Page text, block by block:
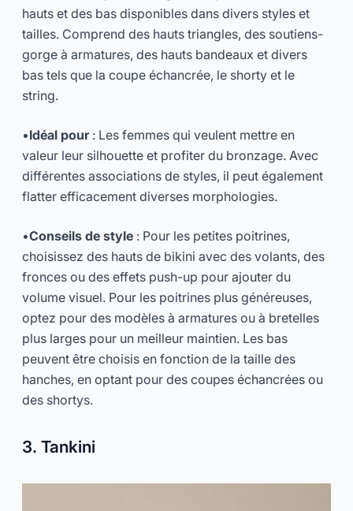
hauts et des bas disponibles dans divers styles et
tailles. Comprend des hauts triangles, des soutiens-
gorge à armatures, des hauts bandeaux et divers
bas tels que la coupe échancrée, le shorty et le
string.
•Idéal pour: Les femmes qui veulent mettre en
valeur leur silhouette et profiter du bronzage. Avec
différentes associations de styles, il peut également
flatter efficacement diverses morphologies.
•Conseils de style : Pour les petites poitrines,
choisissez des hauts de bikini avec des volants, des
fronces ou des effets push-up pour ajouter du
volume visuel. Pour les poitrines plus généreuses,
optez pour des modèles à armatures ou à bretelles
plus larges pour un meilleur maintien. Les bas
peuvent être choisis en fonction de la taille des
hanches, en optant pour des coupes échancrées ou
des shortys.
3. Tankini